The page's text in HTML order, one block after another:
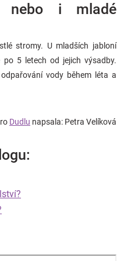
nebo i mladé
stromy. U mladších jabloní
5 letech od jejich výsadby.
vody během léta a
Dudlu napsala: Petra Velíková